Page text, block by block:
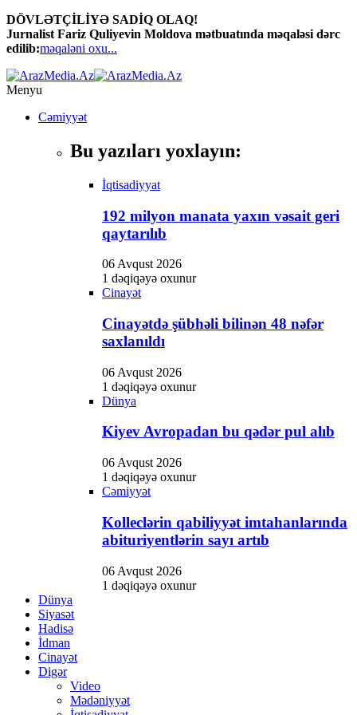
Hacklink panel
Hacklink panel
Backlink paketleri
Hacklink
Hacklink panel
Hacklink Panel
Hacklink panel
Hacklink panel
Hacklink Panel
DÖVLƏTÇİLİYƏ SADİQ OLAQ!
Jurnalist Fariz Quliyevin Moldova mətbuatında məqaləsi dərc
edilib:məqaləni oxu...
Menyu
Cəmiyyət
Bu yazıları yoxlayın:
İqtisadiyyat
192 milyon manata yaxın vəsait geri
qaytarılıb
06 Avqust 2026
1 dəqiqəyə oxunur
Cinayət
Cinayətdə şübhəli bilinən 48 nəfər
saxlanıldı
06 Avqust 2026
1 dəqiqəyə oxunur
Dünya
Kiyev Avropadan bu qədər pul alıb
06 Avqust 2026
1 dəqiqəyə oxunur
Cəmiyyət
Kolleclərin qabiliyyət imtahanlarında
abituriyentlərin sayı artıb
06 Avqust 2026
1 dəqiqəyə oxunur
Dünya
Siyasət
Hadisə
İdman
Cinayət
Digər
Video
Mədəniyyət